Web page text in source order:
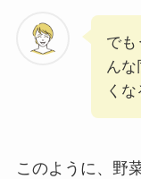
でも
んな
くな
このように、野